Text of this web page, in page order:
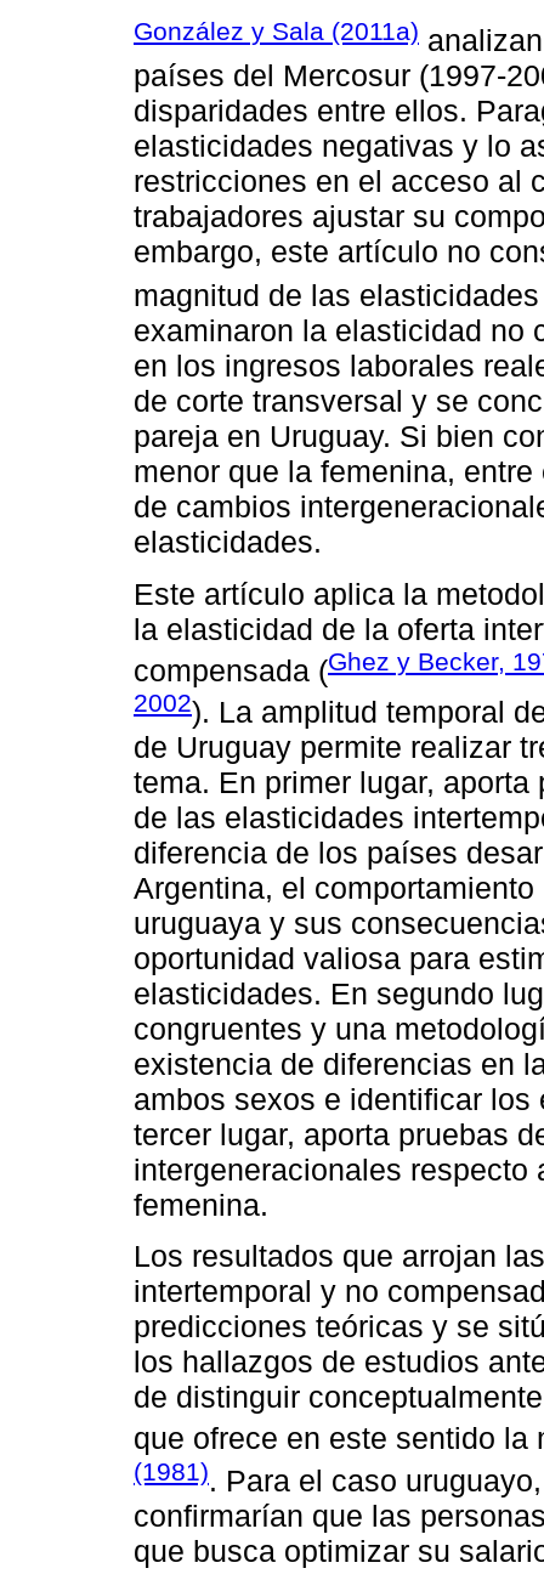
González y Sala (2011a)
países del Mercosur (1997-
disparidades entre ellos.
elasticidades negativas y lo
restricciones en el acceso al
trabajadores ajustar su
embargo, este artículo no
magnitud de las
examinaron la elasticidad no
en los ingresos laborales
de corte transversal y se
pareja en Uruguay. Si bien
menor que la femenina,
de cambios
elasticidades.
Este artículo aplica la
la elasticidad de la oferta
compensada (Ghez y Becker,
2002). La amplitud temporal
de Uruguay permite realizar
tema. En primer lugar,
de las elasticidades
diferencia de los países
Argentina, el
uruguaya y sus
oportunidad valiosa para
elasticidades. En segundo
congruentes y una
existencia de diferencias en
ambos sexos e identificar
tercer lugar, aporta pruebas
intergeneracionales
femenina.
Los resultados que arrojan
intertemporal y no
predicciones teóricas y se
los hallazgos de estudios
de distinguir
que ofrece en este sentido
(1981). Para el caso
confirmarían que las
que busca optimizar su